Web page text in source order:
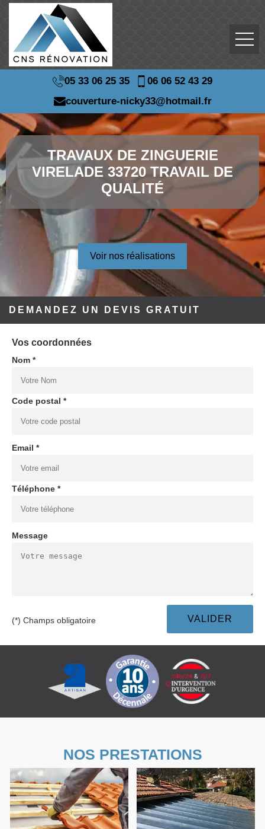
05 33 06 25 35
06 06 52 43 29
couverture-nicky33@hotmail.fr
TRAVAUX DE ZINGUERIE
VIRELADE 33720 TRAVAIL DE
QUALITÉ
Voir nos réalisations
DEMANDEZ UN DEVIS GRATUIT
Vos coordonnées
Nom *
Code postal *
Email *
Téléphone *
Message
(*) Champs obligatoire
NOS PRESTATIONS